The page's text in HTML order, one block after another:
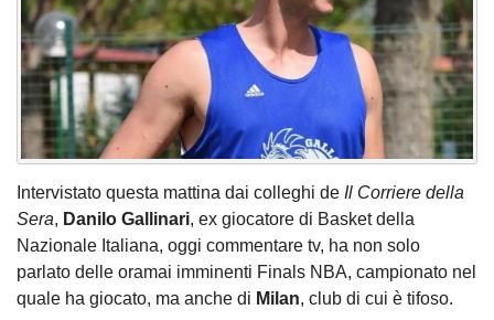
Intervistato questa mattina dai colleghi de Il Corriere della
Sera, Danilo Gallinari, ex giocatore di Basket della
Nazionale Italiana, oggi commentare tv, ha non solo
parlato delle oramai imminenti Finals NBA, campionato nel
quale ha giocato, ma anche di Milan, club di cui è tifoso.